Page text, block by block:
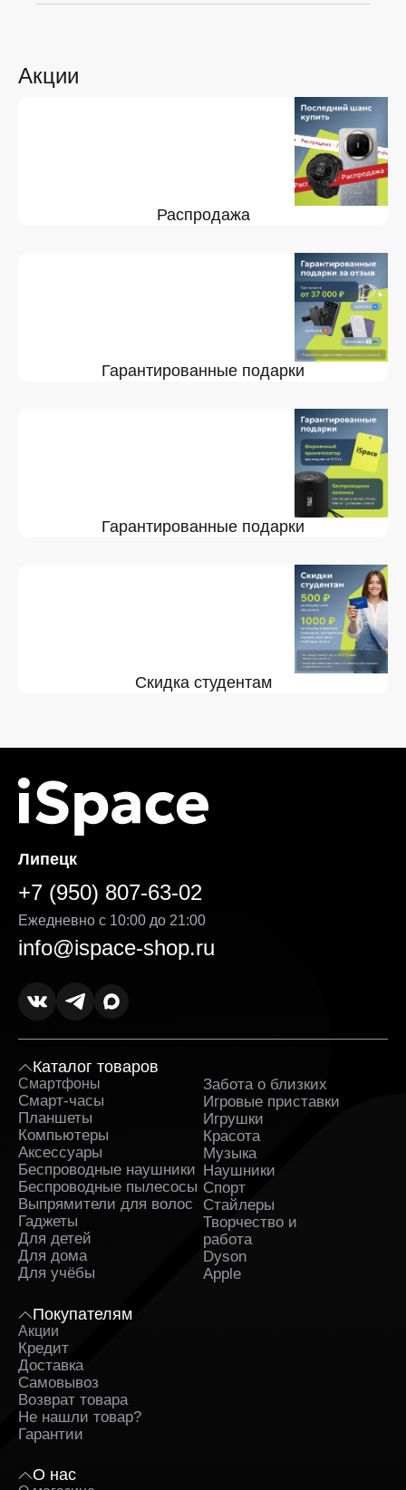
Акции
Распродажа
Гарантированные подарки
Гарантированные подарки
Скидка студентам
Липецк
+7 (950) 807-63-02
Ежедневно с 10:00 до 21:00
info@ispace-shop.ru
Каталог товаров
Смартфоны
Смарт-часы
Планшеты
Компьютеры
Аксессуары
Беспроводные наушники
Беспроводные пылесосы
Выпрямители для волос
Гаджеты
Для детей
Для дома
Для учёбы
Забота о близких
Игровые приставки
Игрушки
Красота
Музыка
Наушники
Спорт
Стайлеры
Творчество и
работа
Dyson
Apple
Покупателям
Акции
Кредит
Доставка
Самовывоз
Возврат товара
Не нашли товар?
Гарантии
О нас